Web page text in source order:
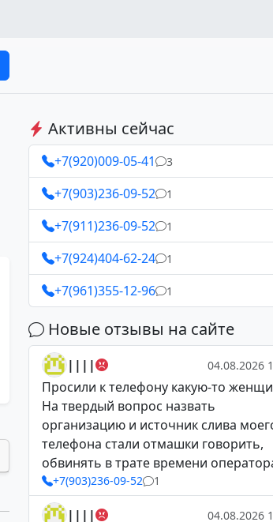
Активны сейчас
+7(920)009-05-41 3
+7(903)236-09-52 1
+7(911)236-09-52 1
+7(924)404-62-24 1
+7(961)355-12-96 1
Новые отзывы на сайте
|||| 04.08.2026
Просили к телефону какую-то
На твердый вопрос назвать
организацию и источник слива
телефона стали отмашки говорить,
обвинять в трате времени
+7(903)236-09-52 1
|||| 04.08.2026